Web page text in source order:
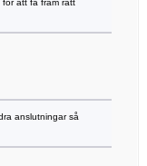
att få fram rätt
anslutningar så